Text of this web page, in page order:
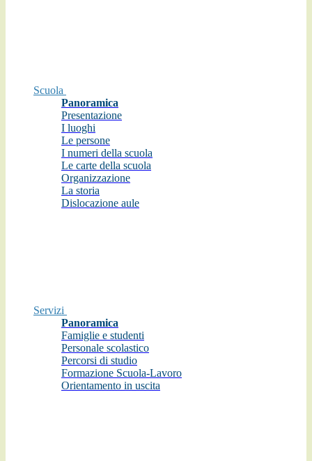
Scuola
Panoramica
Presentazione
I luoghi
Le persone
I numeri della scuola
Le carte della scuola
Organizzazione
La storia
Dislocazione aule
Servizi
Panoramica
Famiglie e studenti
Personale scolastico
Percorsi di studio
Formazione Scuola-Lavoro
Orientamento in uscita